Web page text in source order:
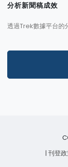
分析新聞稿成效
透過Trek數據平台的
| 刊登